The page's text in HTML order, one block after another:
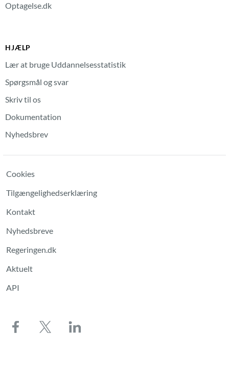
Optagelse.dk
HJÆLP
Lær at bruge Uddannelsesstatistik
Spørgsmål og svar
Skriv til os
Dokumentation
Nyhedsbrev
Cookies
Tilgængelighedserklæring
Kontakt
Nyhedsbreve
Regeringen.dk
Aktuelt
API